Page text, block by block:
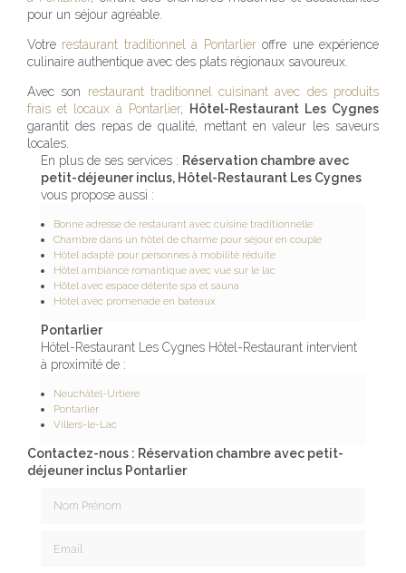
pour un séjour agréable.
Votre restaurant traditionnel à Pontarlieroffre une expérience
culinaire authentique avec des plats régionaux savoureux.
Avec son restaurant traditionnel cuisinant avec des produits
frais et locaux à Pontarlier,
Hôtel-Restaurant Les Cygnes
garantit des repas de qualité, mettant en valeur les saveurs
locales.
En plus de ses services : Réservation chambre avec
petit-déjeuner inclus, Hôtel-Restaurant Les Cygnes
vous propose aussi :
Bonne adresse de restaurant avec cuisine traditionnelle
Chambre dans un hôtel de charme pour séjour en couple
Hôtel adapté pour personnes à mobilité réduite
Hôtel ambiance romantique avec vue sur le lac
Hôtel avec espace détente spa et sauna
Hôtel avec promenade en bateaux
Pontarlier
Hôtel-Restaurant Les Cygnes Hôtel-Restaurant intervient
à proximité de :
Neuchâtel-Urtière
Pontarlier
Villers-le-Lac
Contactez-nous : Réservation chambre avec petit-
déjeuner inclus Pontarlier